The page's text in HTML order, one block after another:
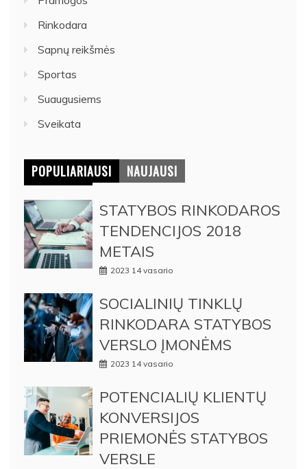
Rinkodara
Sapnų reikšmės
Sportas
Suaugusiems
Sveikata
POPULIARIAUSI NAUJAUSI
STATYBOS RINKODAROS
TENDENCIJOS 2018
METAIS
2023 14 vasario
SOCIALINIŲ TINKLŲ
RINKODARA STATYBOS
VERSLO ĮMONĖMS
2023 14 vasario
POTENCIALIŲ KLIENTŲ
KONVERSIJOS
PRIEMONĖS STATYBOS
VERSLE